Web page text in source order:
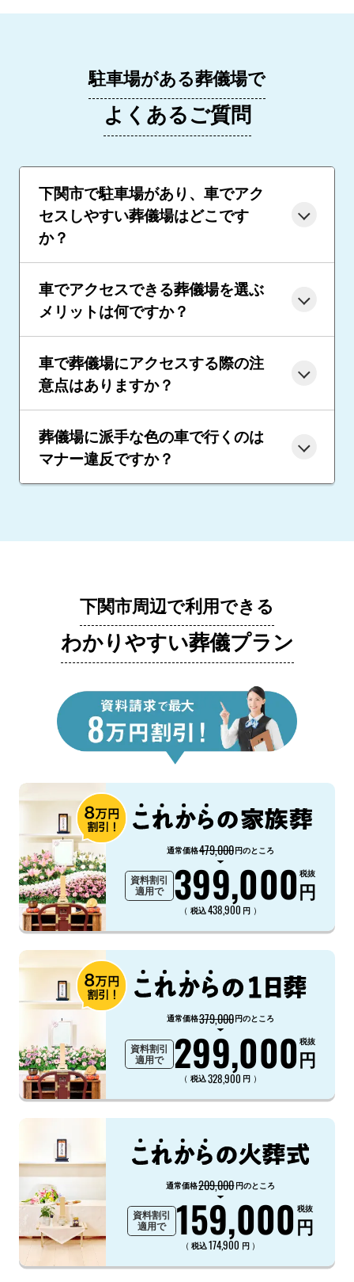
駐車場がある葬儀場で
よくあるご質問
下関市で駐車場があり、車でアク
セスしやすい葬儀場はどこです
か？
車でアクセスできる葬儀場を選ぶ
メリットは何ですか？
車で葬儀場にアクセスする際の注
意点はありますか？
葬儀場に派手な色の車で行くのは
マナー違反ですか？
下関市周辺で利用できる
わかりやすい葬儀プラン
通常価格479,000円のところ
資料割引
適用で
399,000円
税抜
（ 税込438,900 円 ）
通常価格379,000円のところ
資料割引
適用で
299,000円
税抜
（ 税込328,900 円 ）
通常価格209,000円のところ
資料割引
適用で
159,000円
税抜
（ 税込174,900 円 ）